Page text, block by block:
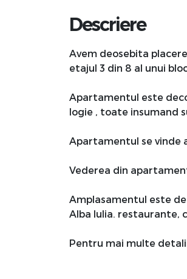
Descriere
Avem deosebita
etajul 3 din 8 al unui
Apartamentul este
logie , toate insumand
Apartamentul se vinde
Vederea din
Amplasamentul este
Alba Iulia. restaurante,
Pentru mai multe